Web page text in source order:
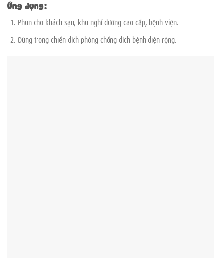
Ứng dụng:
Phun cho khách sạn, khu nghỉ dưỡng cao cấp, bệnh viện.
Dùng trong chiến dịch phòng chống dịch bệnh diện rộng.